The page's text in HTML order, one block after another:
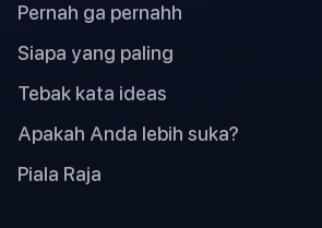
Pernah ga pernahh
Siapa yang paling
Tebak kata ideas
Apakah Anda lebih suka?
Piala Raja